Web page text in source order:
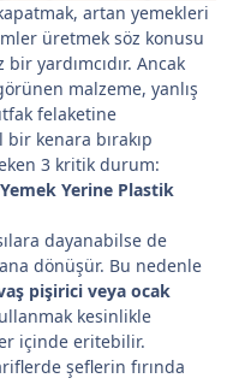
artan yemekleri
üretmek söz konusu
yardımcıdır. Ancak
malzeme, yanlış
felaketine
kenara bırakıp
3 kritik durum:
Yerine Plastik
dayanabilse de
dönüşür. Bu nedenle
pişirici veya ocak
kesinlikle
içinde eritebilir.
şeflerin fırında